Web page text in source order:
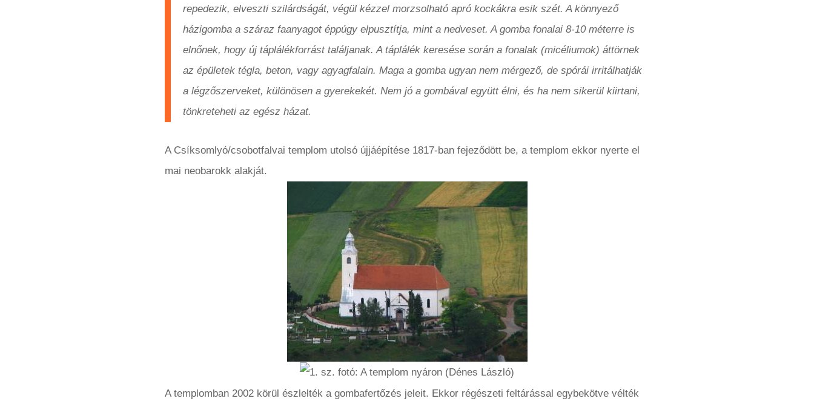
repedezik, elveszti szilárdságát, végül kézzel morzsolható apró kockákra esik szét. A könnyező
házigomba a száraz faanyagot éppúgy elpusztítja, mint a nedveset. A gomba fonalai 8-10 méterre is
elnőnek, hogy új táplálékforrást találjanak. A táplálék keresése során a fonalak (micéliumok) áttörnek
az épületek tégla, beton, vagy agyagfalain. Maga a gomba ugyan nem mérgező, de spórái irritálhatják
a légzőszerveket, különösen a gyerekekét. Nem jó a gombával együtt élni, és ha nem sikerül kiirtani,
tönkreteheti az egész házat.
A Csíksomlyó/csobotfalvai templom utolsó újjáépítése 1817-ban fejeződött be, a templom ekkor nyerte el
mai neobarokk alakját.
A templomban 2002 körül észlelték a gombafertőzés jeleit. Ekkor régészeti feltárással egybekötve vélték